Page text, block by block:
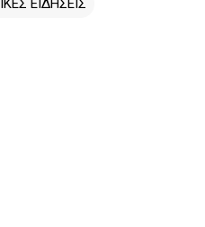
ΕΙΔΗΣΕΙΣ